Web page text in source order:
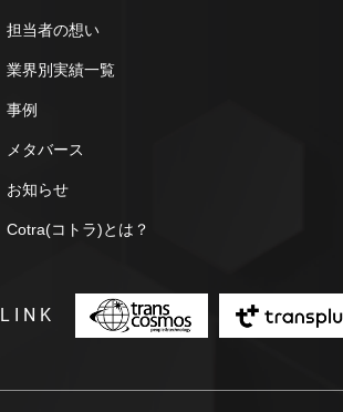
担当者の想い
業界別実績一覧
事例
メタバース
お知らせ
Cotra(コトラ)とは？
LINK